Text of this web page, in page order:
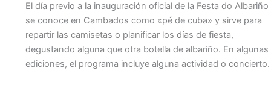
El día previo a la inauguración oficial de la Festa do Albariño
se conoce en Cambados como «pé de cuba» y sirve para
repartir las camisetas o planificar los días de fiesta,
degustando alguna que otra botella de albariño. En algunas
ediciones, el programa incluye alguna actividad o concierto.